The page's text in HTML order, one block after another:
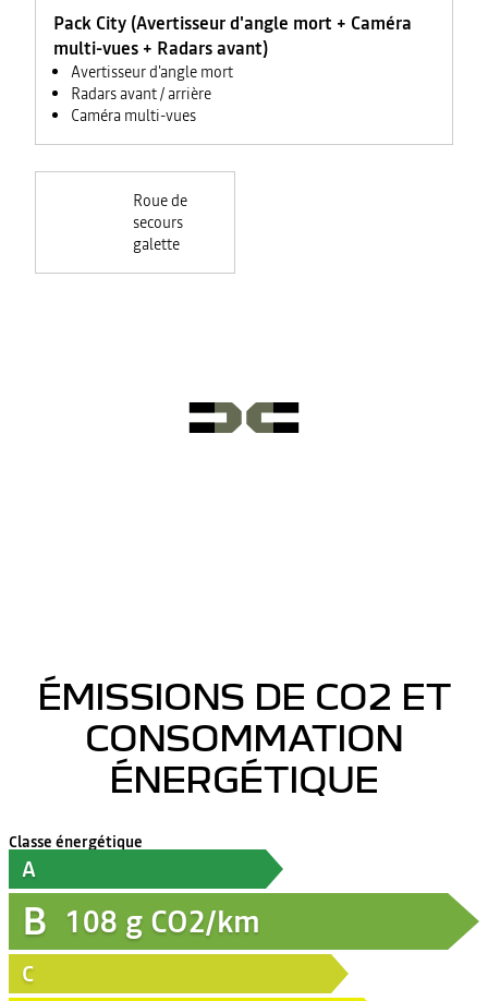
Pack City (Avertisseur d'angle mort + Caméra
multi-vues + Radars avant)
Avertisseur d'angle mort
Radars avant / arrière
Caméra multi-vues
Roue de
secours
galette
ÉMISSIONS DE CO2 ET
CONSOMMATION
ÉNERGÉTIQUE
Classe énergétique
A
B 108 g CO2/km
C